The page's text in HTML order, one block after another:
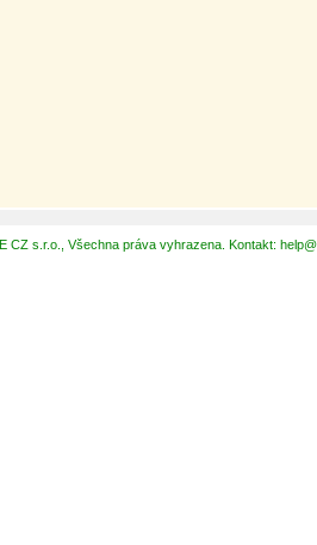
CZ s.r.o., Všechna práva vyhrazena. Kontakt: